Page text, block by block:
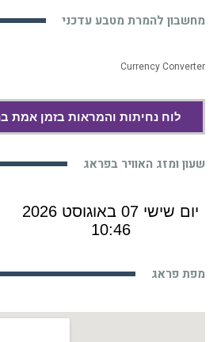
מחשבון להמרת מטבע עדכני
Currency Converter
לוח נחיתות והמראות בזמן אמת
שעון ומזג האוויר בפראג
מפת פראג